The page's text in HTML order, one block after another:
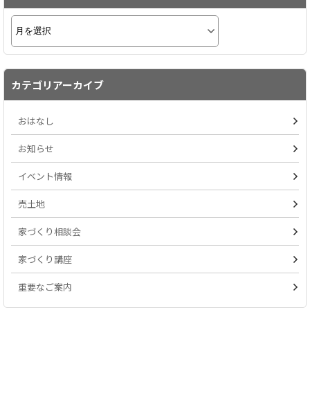
カテゴリアーカイブ
おはなし
お知らせ
イベント情報
売土地
家づくり相談会
家づくり講座
重要なご案内